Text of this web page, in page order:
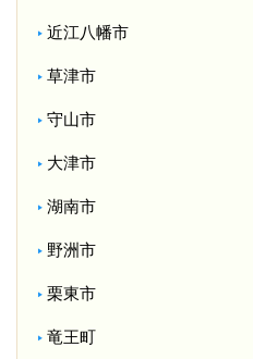
近江八幡市
草津市
守山市
大津市
湖南市
野洲市
栗東市
竜王町